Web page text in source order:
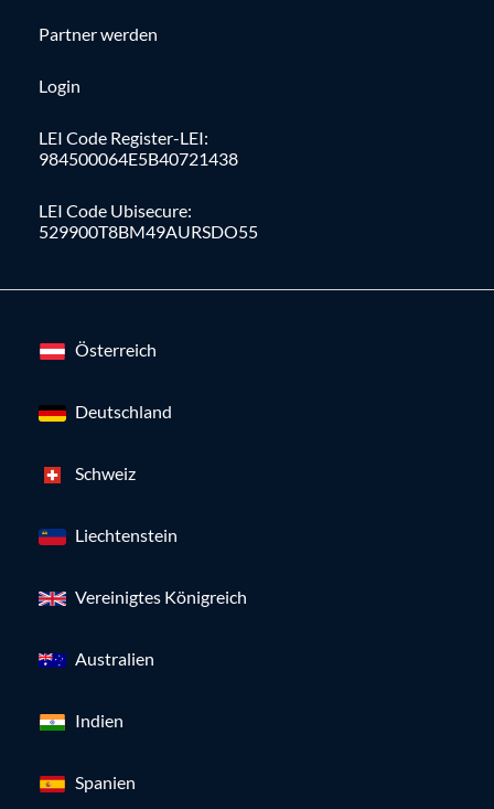
Partner werden
Login
LEI Code Register-LEI:
984500064E5B40721438
LEI Code Ubisecure:
529900T8BM49AURSDO55
Österreich
Deutschland
Schweiz
Liechtenstein
Vereinigtes Königreich
Australien
Indien
Spanien